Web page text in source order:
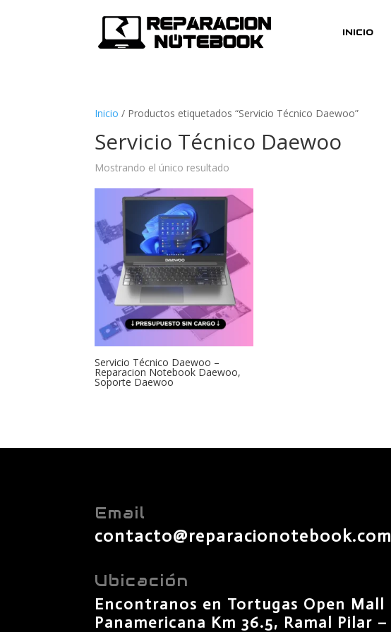
INICIO
Inicio / Productos etiquetados “Servicio Técnico Daewoo”
Servicio Técnico Daewoo
Mostrando el único resultado
Servicio Técnico Daewoo –
Reparacion Notebook Daewoo,
Soporte Daewoo
Email
contacto@reparacionotebook.com
Ubicación
Encontranos en Tortugas Open Mall
Panamericana Km 36.5, Ramal Pilar –